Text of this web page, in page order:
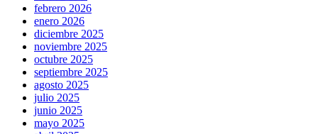
febrero 2026
enero 2026
diciembre 2025
noviembre 2025
octubre 2025
septiembre 2025
agosto 2025
julio 2025
junio 2025
mayo 2025